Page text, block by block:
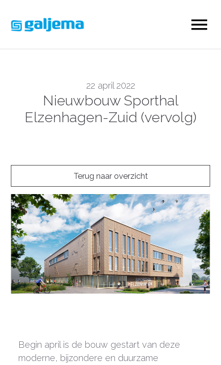
22 april 2022
Nieuwbouw Sporthal
Elzenhagen-Zuid (vervolg)
Terug naar overzicht
Begin april is de bouw gestart van deze
moderne, bijzondere en duurzame